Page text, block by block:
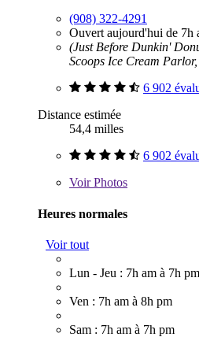
(908) 322-4291
Ouvert aujourd'hui de 7h
(Just Before Dunkin'
Scoops Ice Cream
6 902
Distance estimée
54,4 milles
6 902
VoirPhotos
Heures normales
Voir tout
Lun - Jeu : 7h am à 7h pm
Ven : 7h am à 8h pm
Sam : 7h am à 7h pm